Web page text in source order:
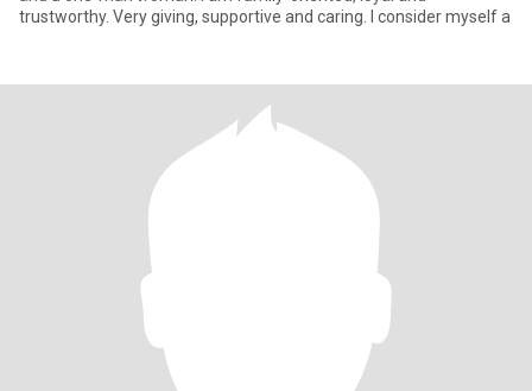
trustworthy. Very giving, supportive and caring. I consider myself a